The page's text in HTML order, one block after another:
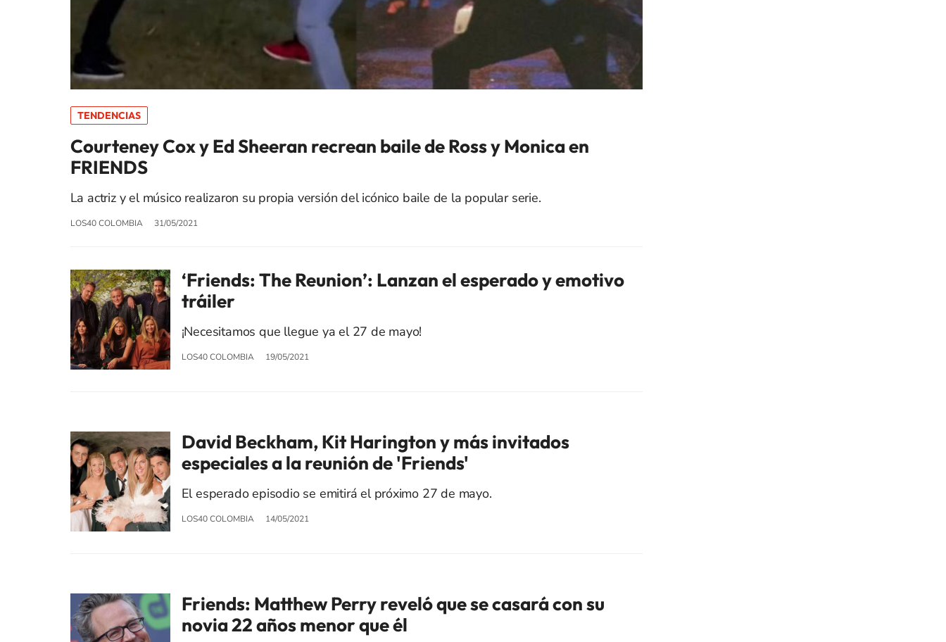
TENDENCIAS
Courteney Cox y Ed Sheeran recrean baile de Ross y Monica en
FRIENDS
La actriz y el músico realizaron su propia versión del icónico baile de la popular serie.
LOS40 COLOMBIA 31/05/2021
‘Friends: The Reunion’: Lanzan el esperado y emotivo
tráiler
¡Necesitamos que llegue ya el 27 de mayo!
LOS40 COLOMBIA 19/05/2021
David Beckham, Kit Harington y más invitados
especiales a la reunión de 'Friends'
El esperado episodio se emitirá el próximo 27 de mayo.
LOS40 COLOMBIA 14/05/2021
Friends: Matthew Perry reveló que se casará con su
novia 22 años menor que él